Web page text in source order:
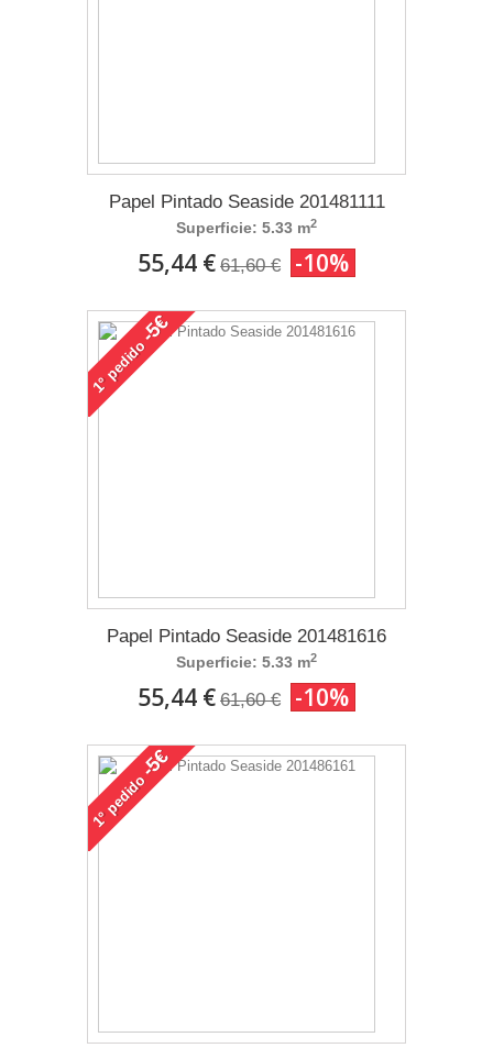
Papel Pintado Seaside 201481111
Superficie: 5.33 m2
55,44 € 61,60 € -10%
1°
pedido
-5€
Papel Pintado Seaside 201481616
Superficie: 5.33 m2
55,44 € 61,60 € -10%
1°
pedido
-5€